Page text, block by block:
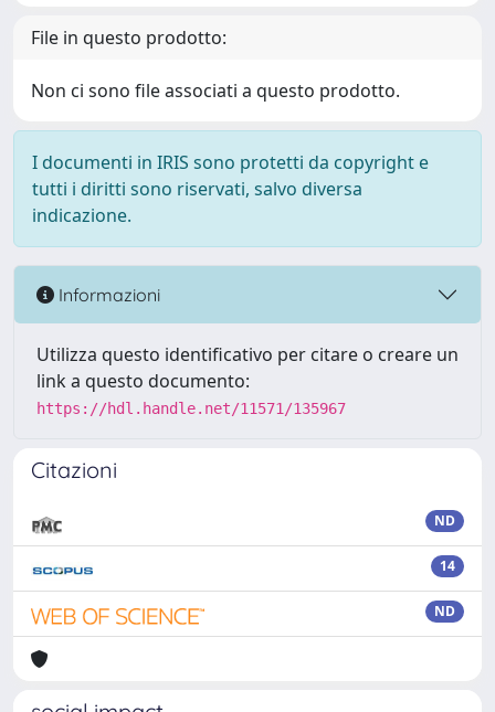
File in questo prodotto:
Non ci sono file associati a questo prodotto.
I documenti in IRIS sono protetti da copyright e
tutti i diritti sono riservati, salvo diversa
indicazione.
Informazioni
Utilizza questo identificativo per citare o creare un
link a questo documento:
https://hdl.handle.net/11571/135967
Citazioni
ND
14
ND